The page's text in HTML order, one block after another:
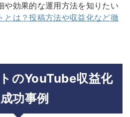
や効果的な運用方法を知りたい
とは？投稿方法や収益化など徹
のYouTube収益化
功事例